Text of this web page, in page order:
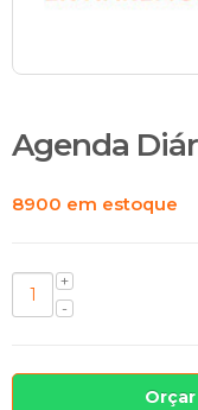
Agenda
8900 em estoque